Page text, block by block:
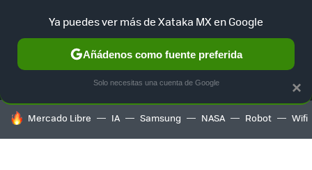
MENÚ NUEVO
GAMING HOME AUTO
HOY SE HABLA DE
Mercado Libre IA Samsung NASA Robot Wifi
×
Ya puedes ver más de Xataka MX en Google
Añádenos como fuente preferida
Solo necesitas una cuenta de Google